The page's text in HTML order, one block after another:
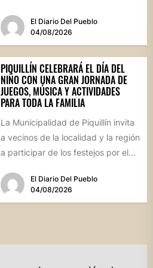
El Diario Del Pueblo
04/08/2026
PIQUILLÍN CELEBRARÁ EL DÍA DEL
NIÑO CON UNA GRAN JORNADA DE
JUEGOS, MÚSICA Y ACTIVIDADES
PARA TODA LA FAMILIA
La Municipalidad de Piquillín invita
a vecinos de la localidad y la región
a participar de los festejos por el...
El Diario Del Pueblo
04/08/2026